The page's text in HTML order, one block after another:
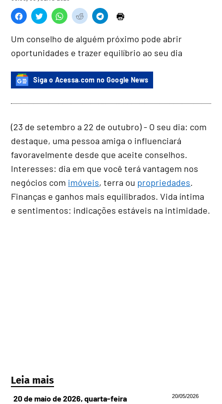
Um conselho de alguém próximo pode abrir
oportunidades e trazer equilíbrio ao seu dia
Siga o Acessa.com no Google News
(23 de setembro a 22 de outubro) - O seu dia: com
destaque, uma pessoa amiga o influenciará
favoravelmente desde que aceite conselhos.
Interesses: dia em que você terá vantagem nos
negócios com imóveis, terra ou propriedades.
Finanças e ganhos mais equilibrados. Vida íntima
e sentimentos: indicações estáveis na intimidade.
Leia mais
20/05/2026
20 de maio de 2026, quarta-feira